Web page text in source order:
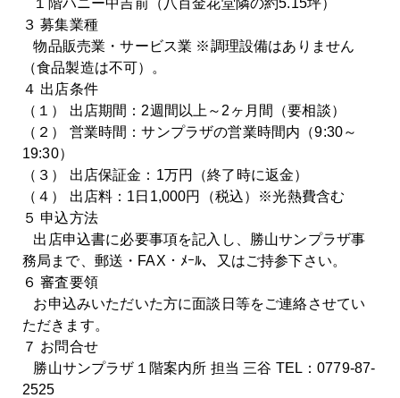
１階ハニー中吉前（八百金花堂隣の約5.15坪）
３ 募集業種
物品販売業・サービス業 ※調理設備はありません
（食品製造は不可）。
４ 出店条件
（１） 出店期間：2週間以上～2ヶ月間（要相談）
（２） 営業時間：サンプラザの営業時間内（9:30～
19:30）
（３） 出店保証金：1万円（終了時に返金）
（４） 出店料：1日1,000円（税込）※光熱費含む
５ 申込方法
出店申込書に必要事項を記入し、勝山サンプラザ事
務局まで、郵送・FAX・ﾒｰﾙ、又はご持参下さい。
６ 審査要領
お申込みいただいた方に面談日等をご連絡させてい
ただきます。
７ お問合せ
勝山サンプラザ１階案内所 担当 三谷 TEL：0779-87-
2525